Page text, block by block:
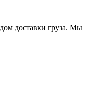
доставки груза. Мы